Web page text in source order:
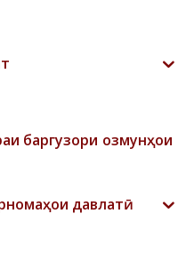
баргузори озмунҳои
давлатӣ